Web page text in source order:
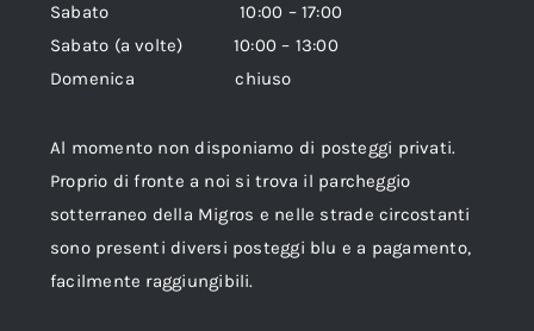
Sabato 10:00 – 17:00
Sabato (a volte) 10:00 – 13:00
Domenica chiuso
Al momento non disponiamo di posteggi privati.
Proprio di fronte a noi si trova il parcheggio
sotterraneo della Migros e nelle strade circostanti
sono presenti diversi posteggi blu e a pagamento,
facilmente raggiungibili.